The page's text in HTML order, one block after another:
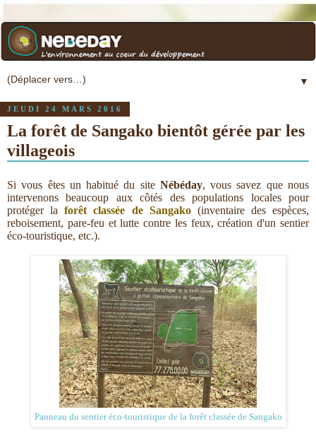
▼
JEUDI 24 MARS 2016
La forêt de Sangako bientôt gérée par les
villageois
Si vous êtes un habitué du site Nébéday, vous savez que nous
intervenons beaucoup aux côtés des populations locales pour
protéger laforêt classée de Sangako(inventaire des espèces,
reboisement, pare-feu et lutte contre les feux, création d'un sentier
éco-touristique, etc.).
Panneau du sentier éco-touristique de la forêt classée de Sangako